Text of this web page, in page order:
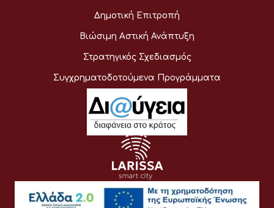
Δημοτική Επιτροπή
Βιώσιμη Αστική Ανάπτυξη
Στρατηγικός Σχεδιασμός
Συγχρηματοδοτούμενα Προγράμματα